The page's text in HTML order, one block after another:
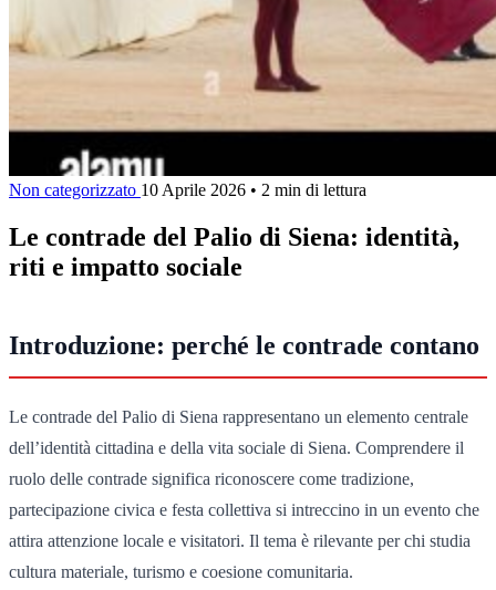
Non categorizzato 10 Aprile 2026 • 2 min di lettura
Le contrade del Palio di Siena: identità,
riti e impatto sociale
Introduzione: perché le contrade contano
Le contrade del Palio di Siena rappresentano un elemento centrale
dell’identità cittadina e della vita sociale di Siena. Comprendere il
ruolo delle contrade significa riconoscere come tradizione,
partecipazione civica e festa collettiva si intreccino in un evento che
attira attenzione locale e visitatori. Il tema è rilevante per chi studia
cultura materiale, turismo e coesione comunitaria.